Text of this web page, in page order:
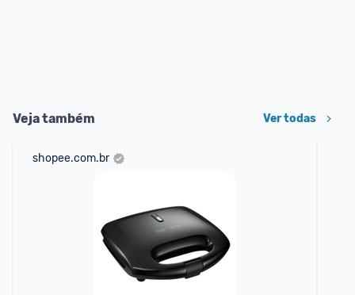
Veja também Ver todas
shopee.com.br